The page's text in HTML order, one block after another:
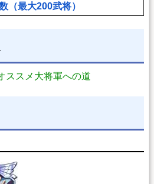
（最大200武将）
ススメ大将軍への道